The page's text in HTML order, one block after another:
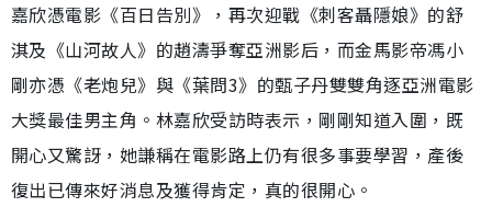
嘉欣憑電影《百日告別》，再次迎戰《刺客聶隱娘》的舒
淇及《山河故人》的趙濤爭奪亞洲影后，而金馬影帝馮小
剛亦憑《老炮兒》與《葉問3》的甄子丹雙雙角逐亞洲電影
大獎最佳男主角。林嘉欣受訪時表示，剛剛知道入圍，既
開心又驚訝，她謙稱在電影路上仍有很多事要學習，產後
復出已傳來好消息及獲得肯定，真的很開心。